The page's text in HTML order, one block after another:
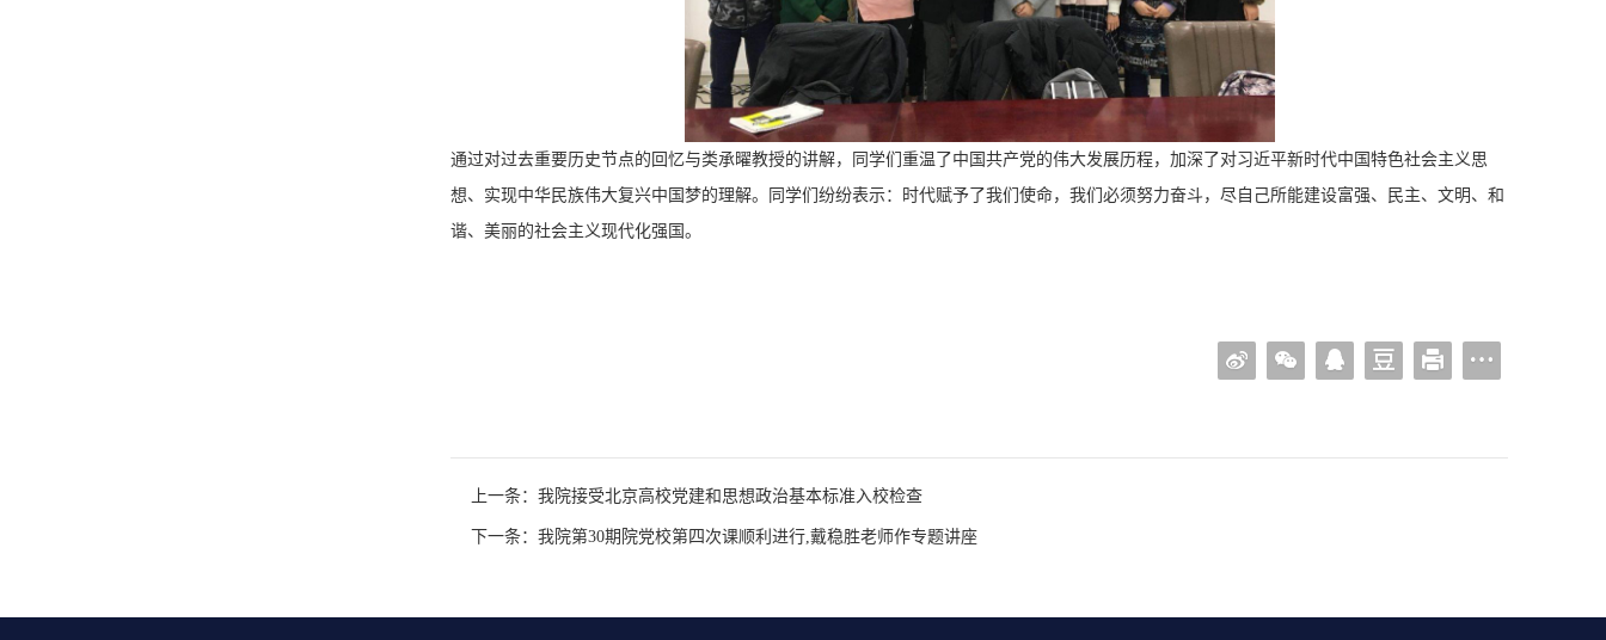
通过对过去重要历史节点的回忆与类承曜教授的讲解，同学们重温了中国共产党的伟大发展历程，加深了对习近平新时代中国特色社会主义思
想、实现中华民族伟大复兴中国梦的理解。同学们纷纷表示：时代赋予了我们使命，我们必须努力奋斗，尽自己所能建设富强、民主、文明、和
谐、美丽的社会主义现代化强国。
上一条：我院接受北京高校党建和思想政治基本标准入校检查
下一条：我院第30期院党校第四次课顺利进行,戴稳胜老师作专题讲座